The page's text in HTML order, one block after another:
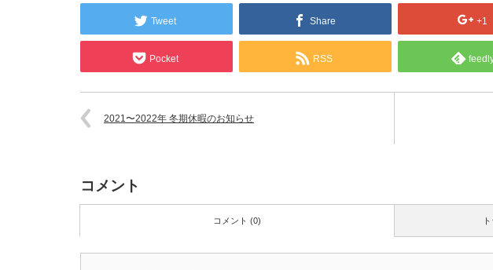
Tweet Share +1
Pocket RSS
2021〜2022年 冬期休暇のお知らせ
コメント
コメント (0)